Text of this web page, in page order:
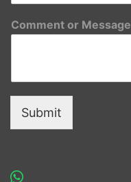
Comment or Message
Submit